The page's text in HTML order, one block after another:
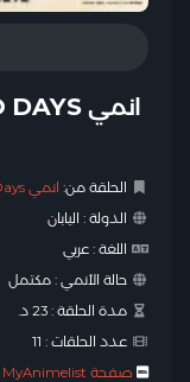
الحلقة من: انمي Sakamoto Days مدبلج
الدولة : اليابان
اللغة :عربي
حالة الأنمي :مكتمل
مدة الحلقة :23 د.
عدد الحلقات : 11
صفحة MyAnimelist